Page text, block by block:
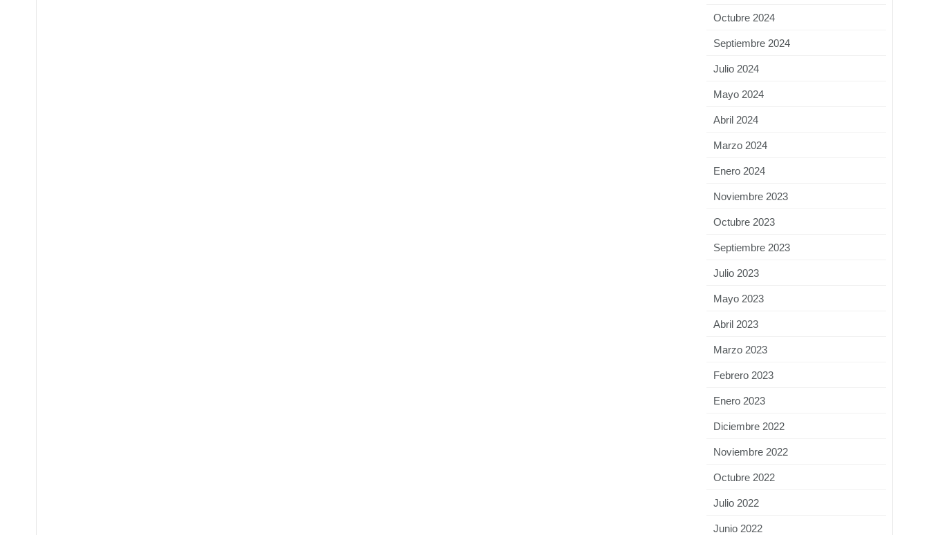
Octubre 2024
Septiembre 2024
Julio 2024
Mayo 2024
Abril 2024
Marzo 2024
Enero 2024
Noviembre 2023
Octubre 2023
Septiembre 2023
Julio 2023
Mayo 2023
Abril 2023
Marzo 2023
Febrero 2023
Enero 2023
Diciembre 2022
Noviembre 2022
Octubre 2022
Julio 2022
Junio 2022